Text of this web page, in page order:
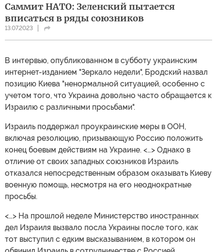
Саммит НАТО: Зеленский пытается
вписаться в ряды союзников
13.07.2023
В интервью, опубликованном в субботу украинским
интернет-изданием "Зеркало недели", Бродский назвал
позицию Киева "ненормальной ситуацией, особенно с
учетом того, что Украина довольно часто обращается к
Израилю с различными просьбами".
Израиль поддержал проукраинские меры в ООН,
включая резолюцию, призывающую Россию положить
конец боевым действиям на Украине. <…> Однако в
отличие от своих западных союзников Израиль
отказался непосредственным образом оказывать Киеву
военную помощь, несмотря на его неоднократные
просьбы.
<…> На прошлой неделе Министерство иностранных
дел Израиля вызвало посла Украины после того, как
тот выступил с едким высказыванием, в котором он